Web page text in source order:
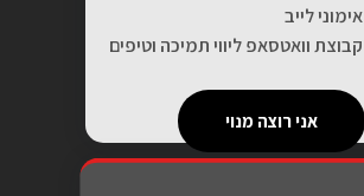
אימוני לייב
קבוצת וואטסאפ ליווי תמיכה וטיפים
אני רוצה מנוי